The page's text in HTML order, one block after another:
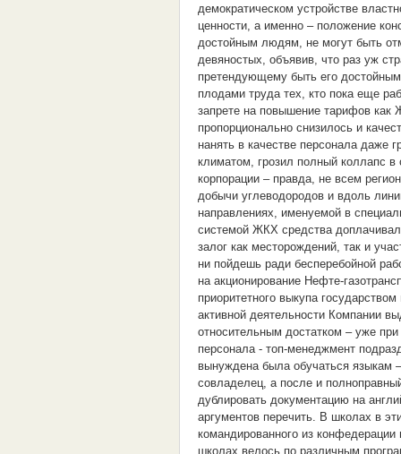
демократическом устройстве
ценности, а именно – положение
достойным людям, не могут быть
девяностых, объявив, что раз уж
претендующему быть его
плодами труда тех, кто пока еще
запрете на повышение тарифов как
пропорционально снизилось и
нанять в качестве персонала даже
климатом, грозил полный коллапс
корпорации – правда, не всем
добычи углеводородов и вдоль
направлениях, именуемой в
системой ЖКХ средства
залог как месторождений, так и
ни пойдешь ради бесперебойной
на акционирование Нефте-
приоритетного выкупа
активной деятельности Компании
относительным достатком – уже
персонала - топ-менеджмент
вынуждена была обучаться языкам
совладелец, а после и
дублировать документацию на
аргументов перечить. В школах в
командированного из
школах велось по различным